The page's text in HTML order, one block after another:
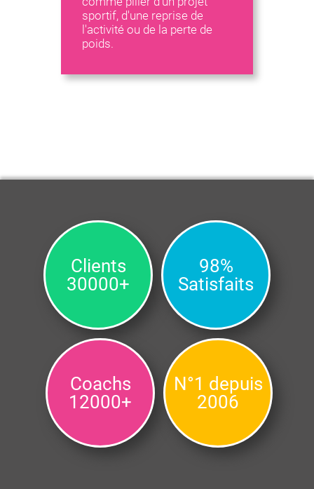
sportif, d'une reprise de
l'activité ou de la perte de
poids.
Clients
30000+
98%
Satisfaits
Coachs
12000+
N°1 depuis
2006